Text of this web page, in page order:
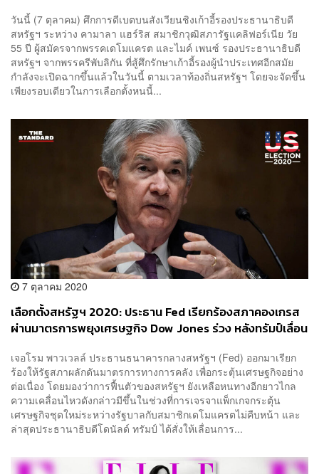
วันนี้ (7 ตุลาคม) ศึกการดีเบตบนสังเวียนชิงเก้าอี้รองประธานาธิบดี
สหรัฐฯ ระหว่าง คามาลา แฮร์ริส สมาชิกวุฒิสภารัฐแคลิฟอร์เนีย วัย
55 ปี ผู้สมัครจากพรรคเดโมแครต และไมค์ เพนซ์ รองประธานาธิบดี
สหรัฐฯ จากพรรครีพับลิกัน ที่สู้ศึกรักษาเก้าอี้รองผู้นำประเทศอีกสมัย
กำลังจะเปิดฉากขึ้นแล้วในวันนี้ ตามเวลาท้องถิ่นสหรัฐฯ โดยจะจัดขึ้น
เพียงรอบเดียวในการเลือกตั้งหนนี้...
7 ตุลาคม 2020
เลือกตั้งสหรัฐฯ 2020: ประธาน Fed เรียกร้องสภาคองเกรส
ผ่านมาตรการพยุงเศรษฐกิจ Dow Jones ร่วง หลังทรัมป์เลื่อน
เจอโรม พาวเวลล์ ประธานธนาคารกลางสหรัฐฯ (Fed) ออกมาเรียก
ร้องให้รัฐสภาผลักดันมาตรการทางการคลัง เพื่อกระตุ้นเศรษฐกิจอย่าง
ต่อเนื่อง โดยมองว่าการฟื้นตัวของสหรัฐฯ ยังเหลือหนทางอีกยาวไกล
ความเคลื่อนไหวดังกล่าวมีขึ้นในช่วงที่การเจรจาแพ็กเกจกระตุ้น
เศรษฐกิจชุดใหม่ระหว่างรัฐบาลกับสมาชิกเดโมแครตไม่คืบหน้า และ
ล่าสุดประธานาธิบดีโดนัลด์ ทรัมป์ ได้สั่งให้เลื่อนการ...